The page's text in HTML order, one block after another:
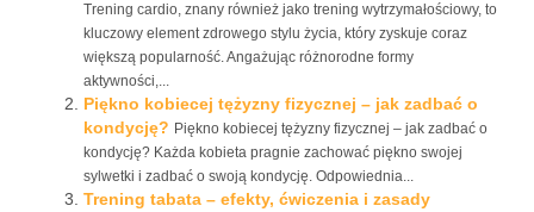
Trening cardio, znany również jako trening wytrzymałościowy, to
kluczowy element zdrowego stylu życia, który zyskuje coraz
większą popularność. Angażując różnorodne formy
aktywności,...
Piękno kobiecej tężyzny fizycznej – jak zadbać o
kondycję? Piękno kobiecej tężyzny fizycznej – jak zadbać o
kondycję? Każda kobieta pragnie zachować piękno swojej
sylwetki i zadbać o swoją kondycję. Odpowiednia...
Trening tabata – efekty, ćwiczenia i zasady